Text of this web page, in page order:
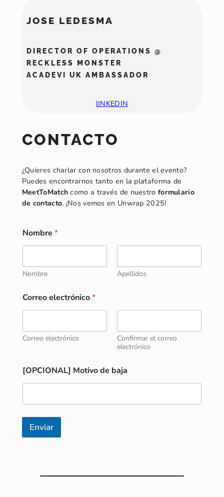
JOSE LEDESMA
DIRECTOR OF OPERATIONS @
RECKLESS MONSTER
ACADEVI UK AMBASSADOR
lINKEDIN
CONTACTO
¿Quieres charlar con nosotros durante el evento?
Puedes encontrarnos tanto en la plataforma de
MeetToMatchcomo a través de nuestro formulario
de contacto. ¡Nos vemos en Unwrap 2025!
o
m
r
e
M
o
t
v
o
Nombre *
Nombre Apellidos
Correo electrónico*
Correo electrónico
Confirmar el correo
electrónico
[OPCIONAL] Motivo de baja
Enviar